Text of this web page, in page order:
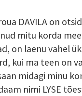
DAVILA on
mitu korda
on laenu vahel
kui ma teen on
midagi minu
nimi LYSE